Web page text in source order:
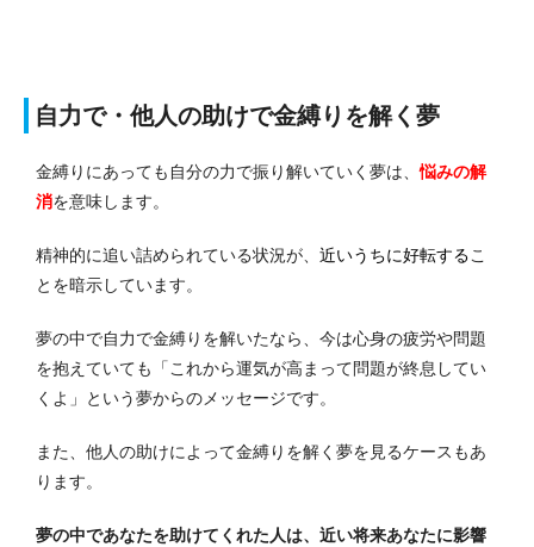
自力で・他人の助けで金縛りを解く夢
金縛りにあっても自分の力で振り解いていく夢は、悩みの解
消を意味します。
精神的に追い詰められている状況が、 近いうちに好転するこ
とを暗示しています。
夢の中で自力で金縛りを解いたなら、今は心身の疲労や問題
を抱えていても「これから運気が高まって問題が終息してい
くよ」という夢からのメッセージです。
また、他人の助けによって金縛りを解く夢を見るケースもあ
ります。
夢の中であなたを助けてくれた人は、近い将来あなたに影響